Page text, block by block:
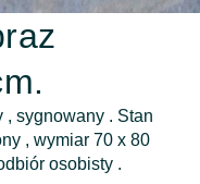
, sygnowany . Stan
, wymiar 70 x 80
osobisty .